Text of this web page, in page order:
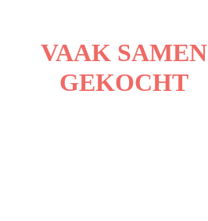
VAAK SAMEN
GEKOCHT